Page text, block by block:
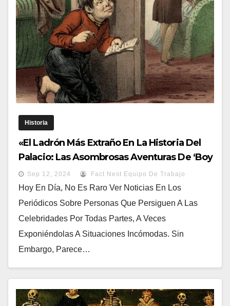
Historia
«El Ladrón Más Extraño En La Historia Del
Palacio: Las Asombrosas Aventuras De ‘Boy
Jones’ En El Palacio De Buckingham»
Sep 12, 2024 Fact Nest Equipo De Trabajo
Hoy En Día, No Es Raro Ver Noticias En Los
Periódicos Sobre Personas Que Persiguen A Las
Celebridades Por Todas Partes, A Veces
Exponiéndolas A Situaciones Incómodas. Sin
Embargo, Parece…